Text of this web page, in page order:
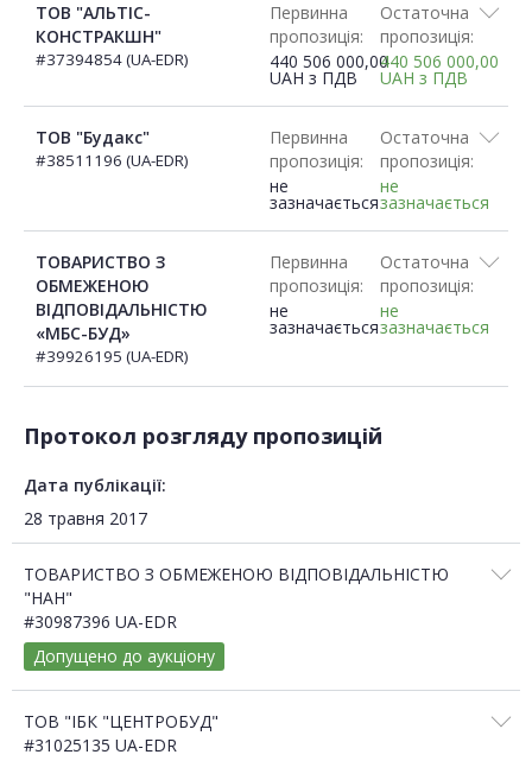
ТОВ "АЛЬТІС-
КОНСТРАКШН"
#37394854 (UA-EDR)
Первинна
пропозиція:
440 506 000,00
UAH з ПДВ
Остаточна
пропозиція:
440 506 000,00
UAH з ПДВ
ТОВ "Будакс"
#38511196 (UA-EDR)
Первинна
пропозиція:
не
зазначається
Остаточна
пропозиція:
не
зазначається
ТОВАРИСТВО З
ОБМЕЖЕНОЮ
ВІДПОВІДАЛЬНІСТЮ
«МБС-БУД»
#39926195 (UA-EDR)
Первинна
пропозиція:
не
зазначається
Остаточна
пропозиція:
не
зазначається
Протокол розгляду пропозицій
Дата публікації:
28 травня 2017
ТОВАРИСТВО З ОБМЕЖЕНОЮ ВІДПОВІДАЛЬНІСТЮ
"НАН"
#30987396 UA-EDR
Допущено до аукціону
ТОВ "ІБК "ЦЕНТРОБУД"
#31025135 UA-EDR